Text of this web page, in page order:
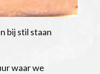
bij stil staan
waar we